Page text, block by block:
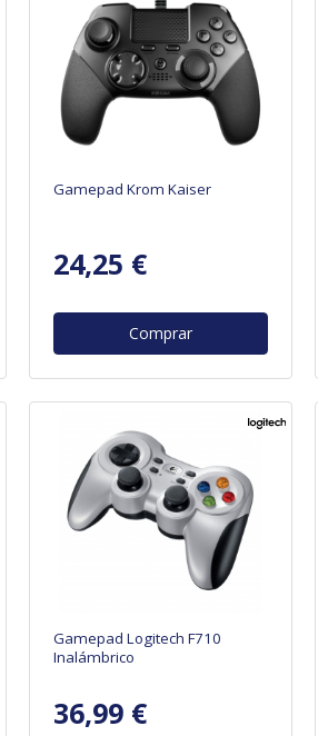
Gamepad Krom Kaiser
24,25 €
Comprar
Gamepad Logitech F710
Inalámbrico
36,99 €